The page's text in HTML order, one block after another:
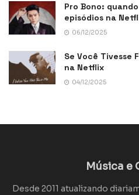
Pro Bono:
episódios na
06/12/2025
Se Você Tivesse
na Netflix
04/12/2025
Música e
Desde 2011 atualizando